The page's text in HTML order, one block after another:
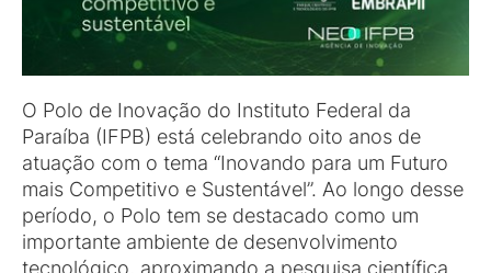
O Polo de Inovação do Instituto Federal da
Paraíba (IFPB) está celebrando oito anos de
atuação com o tema “Inovando para um Futuro
mais Competitivo e Sustentável”. Ao longo desse
período, o Polo tem se destacado como um
importante ambiente de desenvolvimento